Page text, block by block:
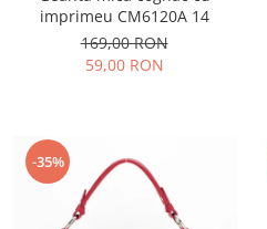
imprimeu CM6120A 14
169,00 RON
59,00 RON
-35%